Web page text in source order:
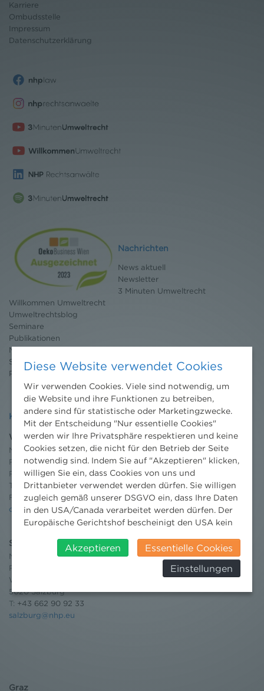
Karriere
Ombudsstelle
Impressum
Datenschutzerklärung
Nachrichten
News aktuell
Newsletter
3 Minuten Umweltrecht
Willkommen Umweltrecht
Umweltrechtsblog
Seminare
Publikationen
Moot Court
Stipendium
Pressebereich
Kontakt
Wien
Niederhuber & Partner
Rechtsanwälte GmbH
Reisnerstraße 53, 1030 Wien
T:
+43 1 513 21 24-0
F: +43 1 513 21 24-300
office@nhp.eu
Salzburg
Niederhuber & Partner
Rechtsanwälte GmbH
Wilhelm-Spazier-Straße 2a
5020 Salzburg
T: +43 662 90 92 33
salzburg@nhp.eu
Graz
Diese Website verwendet Cookies
Wir verwenden Cookies. Viele sind notwendig, um
die Website und ihre Funktionen zu betreiben,
andere sind für statistische oder Marketingzwecke.
Mit der Entscheidung "Nur essentielle Cookies"
werden wir Ihre Privatsphäre respektieren und keine
Cookies setzen, die nicht für den Betrieb der Seite
notwendig sind. Indem Sie auf "Akzeptieren" klicken,
willigen Sie ein, dass Cookies von uns und
Drittanbieter verwendet werden dürfen. Sie willigen
zugleich gemäß unserer DSGVO ein, dass Ihre Daten
in den USA/Canada verarbeitet werden dürfen. Der
Europäische Gerichtshof bescheinigt den USA kein
insbesondere das Risiko, dass ihre Daten durch US-
Behörden, zu Kontroll- und zu
Überwachungszwecken, verarbeitet werden und
werden können. Zudem finden Sie am
Bildschirmrand ein Cookie-Icon wo Sie jederzeit Ihre
Einwilligung widerrufen und Widerspruch ausüben.
Akzeptieren
Essentielle Cookies
Einstellungen